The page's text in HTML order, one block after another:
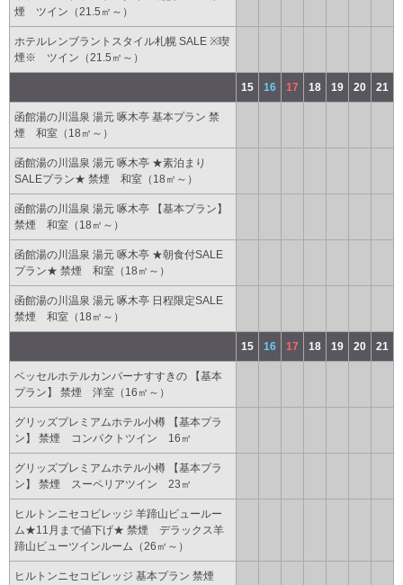
煙 ツイン（21.5㎡～）
ホテルレンブラントスタイル札幌 SALE ※喫
煙※ ツイン（21.5㎡～）
15 16 17 18 19 20 21
函館湯の川温泉 湯元 啄木亭 基本プラン 禁
煙 和室（18㎡～）
函館湯の川温泉 湯元 啄木亭 ★素泊まり
SALEプラン★ 禁煙 和室（18㎡～）
函館湯の川温泉 湯元 啄木亭 【基本プラン】
禁煙 和室（18㎡～）
函館湯の川温泉 湯元 啄木亭 ★朝食付SALE
プラン★ 禁煙 和室（18㎡～）
函館湯の川温泉 湯元 啄木亭 日程限定SALE
禁煙 和室（18㎡～）
15 16 17 18 19 20 21
ベッセルホテルカンパーナすすきの 【基本
プラン】 禁煙 洋室（16㎡～）
グリッズプレミアムホテル小樽 【基本プラ
ン】 禁煙 コンパクトツイン 16㎡
グリッズプレミアムホテル小樽 【基本プラ
ン】 禁煙 スーペリアツイン 23㎡
ヒルトンニセコビレッジ 羊蹄山ビュールー
ム★11月まで値下げ★ 禁煙 デラックス羊
蹄山ビューツインルーム（26㎡～）
ヒルトンニセコビレッジ 基本プラン 禁煙